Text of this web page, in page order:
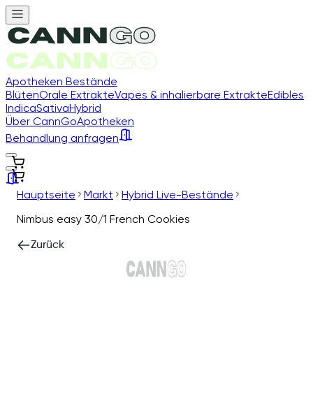
Apotheken Bestände
BlütenOrale ExtrakteVapes & inhalierbare ExtrakteEdibles
IndicaSativaHybrid
Über CannGoApotheken
Behandlung anfragen
Hauptseite Markt
Hybrid Live-Bestände
Nimbus easy 30/1 French Cookies
Zurück